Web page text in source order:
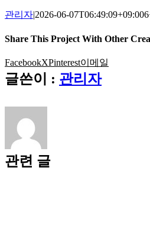
관리자|2026-06-07T06:49:09+09:00
Share This Project With Other
FacebookXPinterest이메일
글쓴이 : 관리자
관련 글